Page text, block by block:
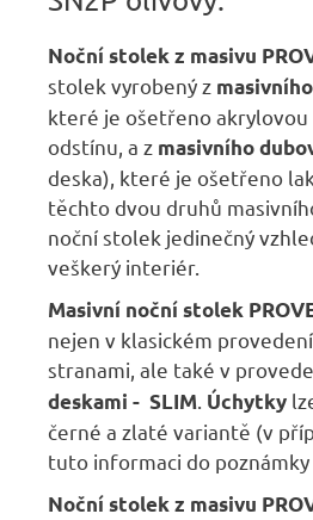
Noční stolek z masivu
stolek vyrobený z
které je ošetřeno
odstínu, a z masivního
deska), které je ošetřeno
těchto dvou druhů
noční stolek jedinečný
veškerý interiér.
Masivní noční stolek
nejen v klasickém
stranami, ale také v
deskami - SLIM. Úchytky
černé a zlaté variantě (v
tuto informaci do
Noční stolek z masivu